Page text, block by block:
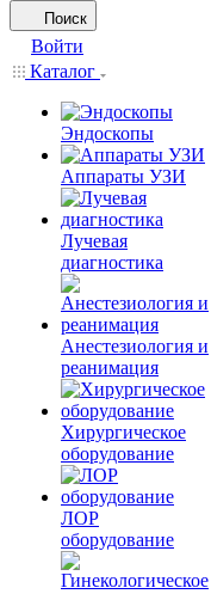
Поиск
Войти
Каталог
Эндоскопы
Аппараты УЗИ
Лучевая
диагностика
Анестезиология и
реанимация
Хирургическое
оборудование
ЛОР
оборудование